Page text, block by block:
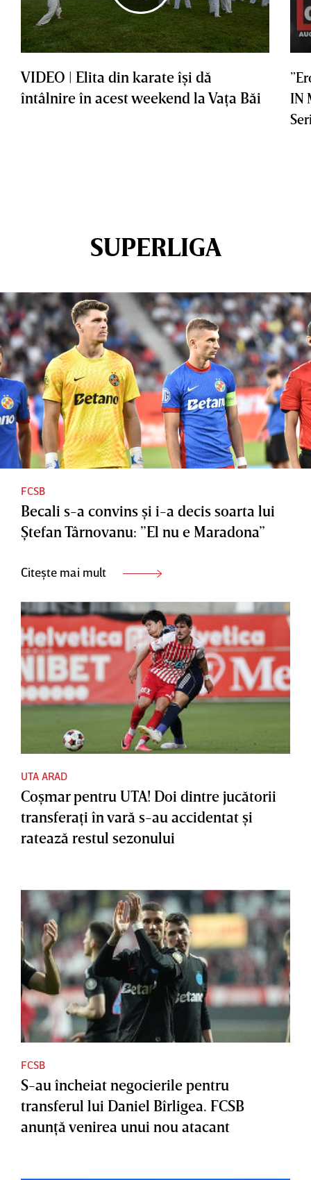
VIDEO | Elita din karate îşi dă
întâlnire în acest weekend la Vaţa Băi
IN
SUPERLIGA
FCSB
Becali s-a convins şi i-a decis soarta lui
Ştefan Târnovanu: ”El nu e Maradona”
Citește mai mult
UTA ARAD
Coşmar pentru UTA! Doi dintre jucătorii
transferaţi în vară s-au accidentat şi
ratează restul sezonului
FCSB
S-au încheiat negocierile pentru
transferul lui Daniel Bîrligea. FCSB
anunţă venirea unui nou atacant